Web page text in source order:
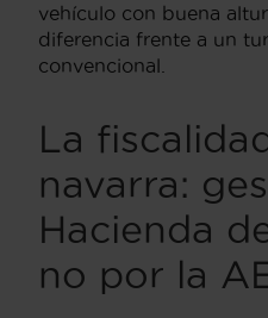
vehículo con buena
diferencia frente a un
convencional.
La
navarra:
Hacienda
no por la